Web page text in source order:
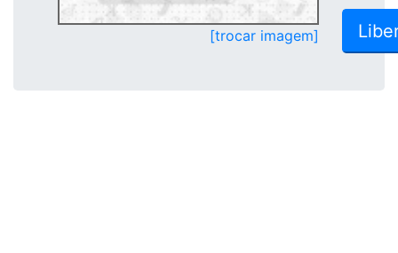
[trocar imagem]